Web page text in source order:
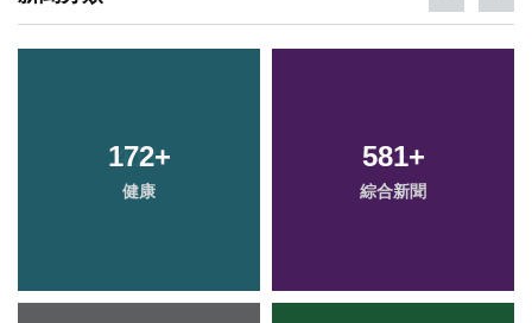
172+
健康
581+
綜合新聞